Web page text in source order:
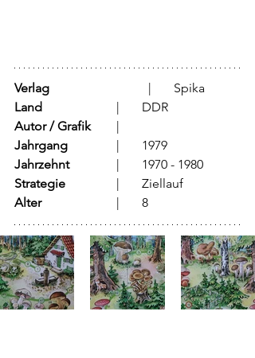
Verlag
			  |	Spika
Land
			  |	DDR
Autor / Grafik
Jahrgang
		  |	1979
Jahrzehnt
		  |	1970 - 1980
Strategie
		  |	Ziellauf
Alter
			  |	8